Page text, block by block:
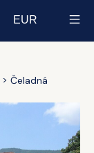
EUR
Čeladná